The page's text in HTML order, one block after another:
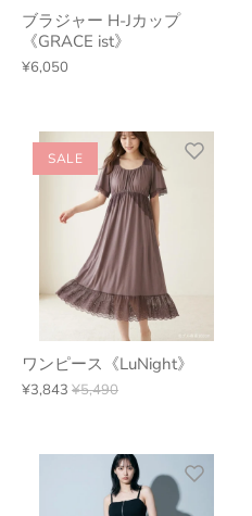
ブラジャー H-Jカップ
《GRACE ist》
¥6,050
SALE
ワンピース《LuNight》
¥3,843 ¥5,490